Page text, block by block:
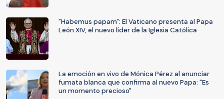
"Habemus papam": El Vaticano presenta al Papa
León XIV, el nuevo líder de la Iglesia Católica
La emoción en vivo de Mónica Pérez al anunciar
fumata blanca que confirma al nuevo Papa: "Es
un momento precioso"